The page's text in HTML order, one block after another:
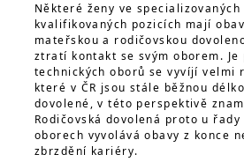
Některé ženy ve specializovaných
kvalifikovaných pozicích mají
mateřskou a rodičovskou
ztratí kontakt se svým oborem. Je
technických oborů se vyvíjí velmi
které v ČR jsou stále běžnou
dovolené, v této perspektivě
Rodičovská dovolená proto u řady
oborech vyvolává obavy z konce
zbrzdění kariéry.